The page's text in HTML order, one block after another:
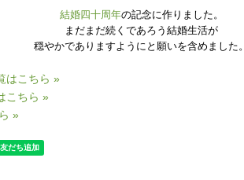
結婚四十周年の記念に作りました。
まだまだ続くであろう結婚生活が
穏やかでありますようにと願いを含めました。
はこちら »
こちら »
»